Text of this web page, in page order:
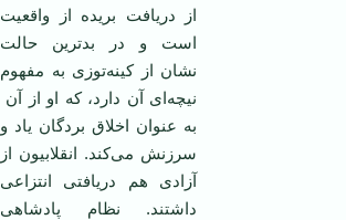
از دریافت بریده از واقعیت
است و در بدترین حالت
نشان از کینه‌توزی به مفهوم
نیچه‌ای آن دارد، که او از آن
به عنوان اخلاق بردگان یاد و
سرزنش می‌کند. انقلابیون از
آزادی هم دریافتی انتزاعی
داشتند. نظام پادشاهی